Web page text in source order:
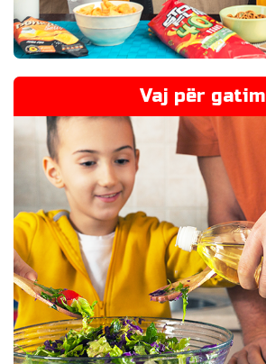
Vaj për gatim